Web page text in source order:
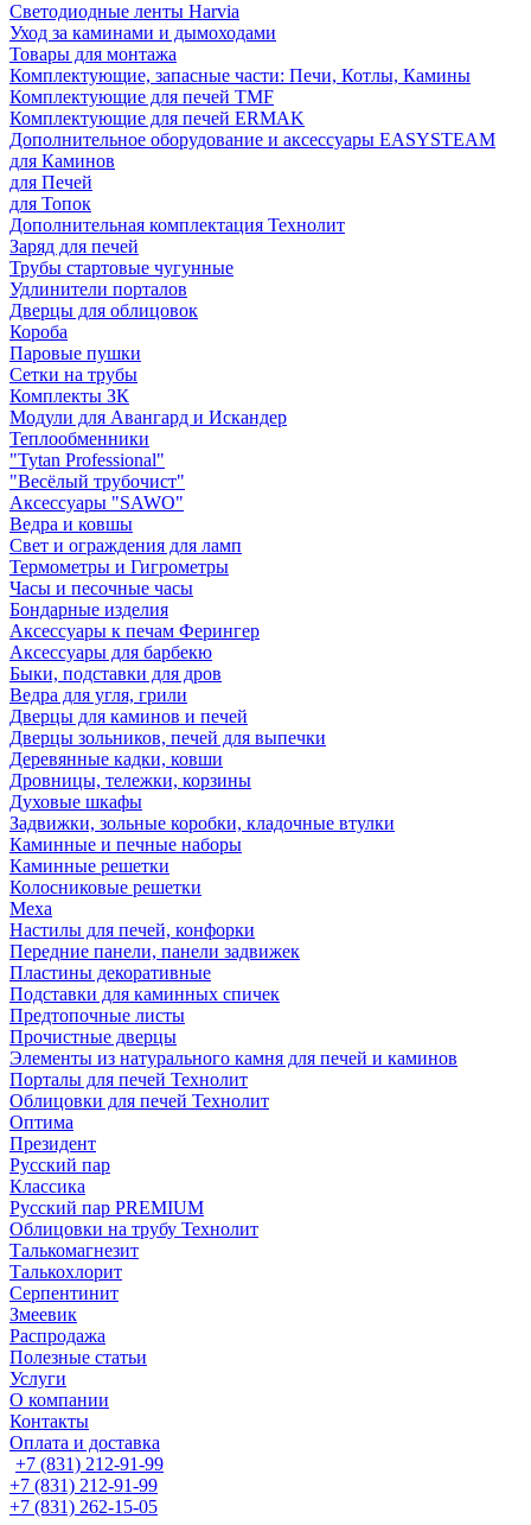
Светодиодные ленты Harvia
Уход за каминами и дымоходами
Товары для монтажа
Комплектующие, запасные части: Печи, Котлы, Камины
Комплектующие для печей TMF
Комплектующие для печей ERMAK
Дополнительное оборудование и аксессуары EASYSTEAM
для Каминов
для Печей
для Топок
Дополнительная комплектация Технолит
Заряд для печей
Трубы стартовые чугунные
Удлинители порталов
Дверцы для облицовок
Короба
Паровые пушки
Сетки на трубы
Комплекты ЗК
Модули для Авангард и Искандер
Теплообменники
"Tytan Professional"
"Весёлый трубочист"
Аксессуары "SAWO"
Ведра и ковшы
Свет и ограждения для ламп
Термометры и Гигрометры
Часы и песочные часы
Бондарные изделия
Аксессуары к печам Ферингер
Аксессуары для барбекю
Быки, подставки для дров
Ведра для угля, грили
Дверцы для каминов и печей
Дверцы зольников, печей для выпечки
Деревянные кадки, ковши
Дровницы, тележки, корзины
Духовые шкафы
Задвижки, зольные коробки, кладочные втулки
Каминные и печные наборы
Каминные решетки
Колосниковые решетки
Меха
Настилы для печей, конфорки
Передние панели, панели задвижек
Пластины декоративные
Подставки для каминных спичек
Предтопочные листы
Прочистные дверцы
Элементы из натурального камня для печей и каминов
Порталы для печей Технолит
Облицовки для печей Технолит
Оптима
Президент
Русский пар
Классика
Русский пар PREMIUM
Облицовки на трубу Технолит
Талькомагнезит
Талькохлорит
Серпентинит
Змеевик
Распродажа
Полезные статьи
Услуги
О компании
Контакты
Оплата и доставка
+7 (831) 212-91-99
+7 (831) 212-91-99
+7 (831) 262-15-05